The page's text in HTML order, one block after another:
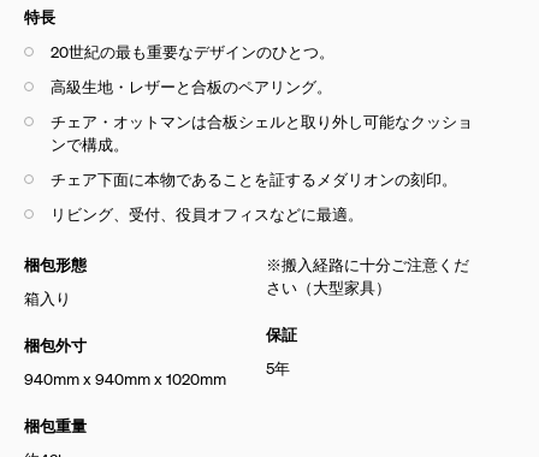
特長
20世紀の最も重要なデザインのひとつ。
高級生地・レザーと合板のペアリング。
チェア・オットマンは合板シェルと取り外し可能なクッショ
ンで構成。
チェア下面に本物であることを証するメダリオンの刻印。
リビング、受付、役員オフィスなどに最適。
梱包形態
箱入り
梱包外寸
940mm x 940mm x 1020mm
梱包重量
※搬入経路に十分ご注意くだ
さい（大型家具）
保証
5年